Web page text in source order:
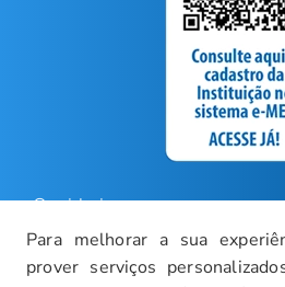
Para melhorar a sua
prover serviços
Ouvidoria
Carreiras